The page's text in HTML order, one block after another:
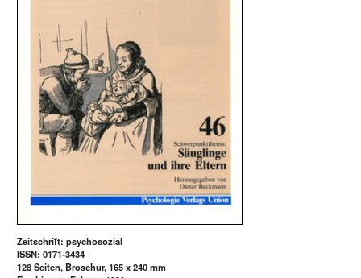
Zeitschrift: psychosozial
ISSN: 0171-3434
128 Seiten, Broschur, 165 x 240 mm